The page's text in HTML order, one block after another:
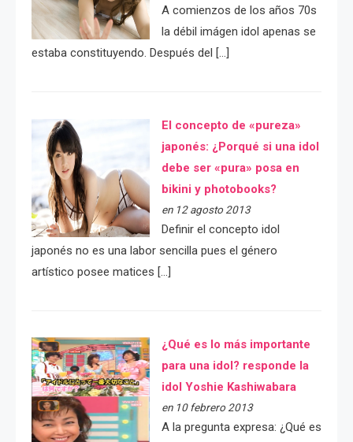
A comienzos de los años 70s
la débil imágen idol apenas se
estaba constituyendo. Después del […]
El concepto de «pureza»
japonés: ¿Porqué si una idol
debe ser «pura» posa en
bikini y photobooks?
en 12 agosto 2013
Definir el concepto idol
japonés no es una labor sencilla pues el género
artístico posee matices […]
¿Qué es lo más importante
para una idol? responde la
idol Yoshie Kashiwabara
en 10 febrero 2013
A la pregunta expresa: ¿Qué es